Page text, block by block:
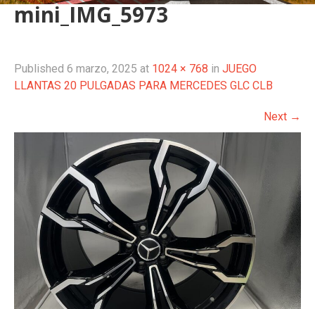
mini_IMG_5973
Published 6 marzo, 2025 at 1024 × 768 in JUEGO
LLANTAS 20 PULGADAS PARA MERCEDES GLC CLB
Next →